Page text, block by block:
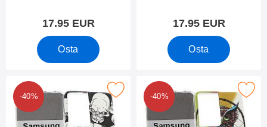
17.95 EUR
Osta
17.95 EUR
Osta
-40%
Designkotelo Samsung Galaxy S21 Ultra 5G (G998B)
-40%
Merkitse tPU-Designkotelo Samsung